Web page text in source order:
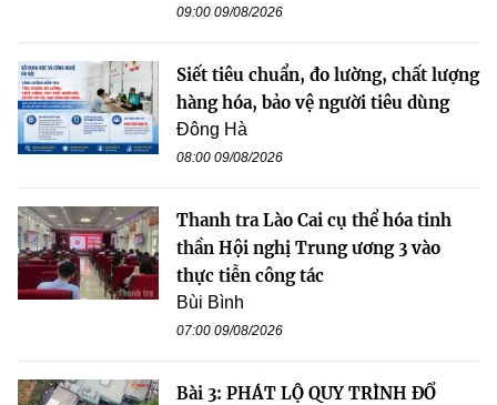
09:00 09/08/2026
Siết tiêu chuẩn, đo lường, chất lượng
hàng hóa, bảo vệ người tiêu dùng
Đông Hà
08:00 09/08/2026
Thanh tra Lào Cai cụ thể hóa tinh
thần Hội nghị Trung ương 3 vào
thực tiễn công tác
Bùi Bình
07:00 09/08/2026
Bài 3: PHÁT LỘ QUY TRÌNH ĐỔ